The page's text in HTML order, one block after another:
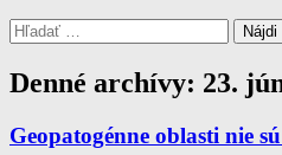
Hľadať:
Denné archívy: 23.
Geopatogénne oblasti nie